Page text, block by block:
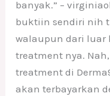
banyak.” –
buktiin sendiri nih
walaupun dari luar
treatment nya.
treatment di
akan terbayarkan